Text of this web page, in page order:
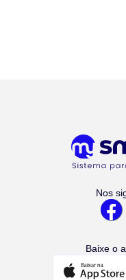
Nos
Baixe o